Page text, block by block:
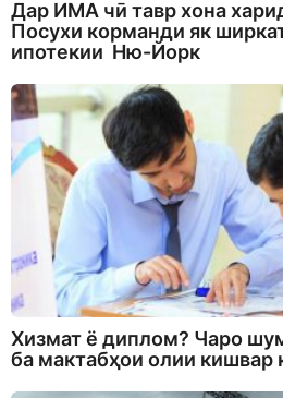
Дар ИМА чӣ тавр хона
Посухи корманди як
ипотекии Ню-Йорк
Хизмат ё диплом? Чаро
ба мактабҳои олии